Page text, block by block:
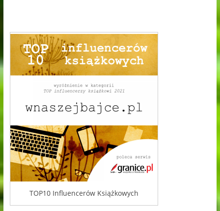
TOP10 Influencerów Książkowych